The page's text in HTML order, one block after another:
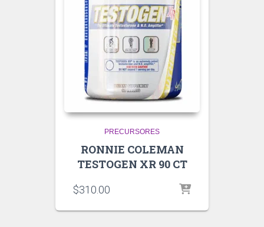
PRECURSORES
RONNIE COLEMAN
TESTOGEN XR 90 CT
$310.00